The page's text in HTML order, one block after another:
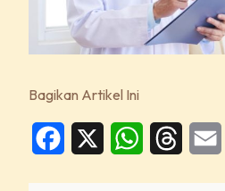
Bagikan Artikel Ini
Facebook WhatsApp
Threads